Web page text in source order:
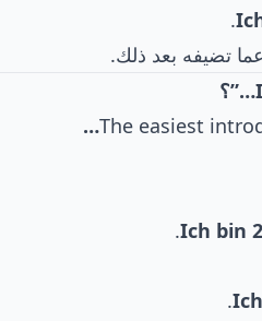
تضيفه بعد ذلك.
The easiest
Ich bin